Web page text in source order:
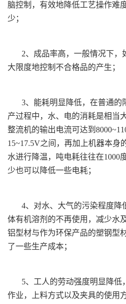
脑控制，有效地降低工艺操作难
少；
2、成品率高，一般情况下，
大限度地控制不合格品的产生；
3、能耗明显降低，在普通的
产过程中，水、电的消耗是相当
整流机的输出电流可达到
15~17.5V之间，再加上机器本身
水进行降温，吨电耗往往在1000
少也可以降低一些电耗；
4、对水、大气的污染程度降
体有机溶剂的不再使用，减少水
铝型材与作为环保产品的塑钢型
了一些生产成本；
5、工人的劳动强度明显降低
作业，上料方式以及夹具的使用